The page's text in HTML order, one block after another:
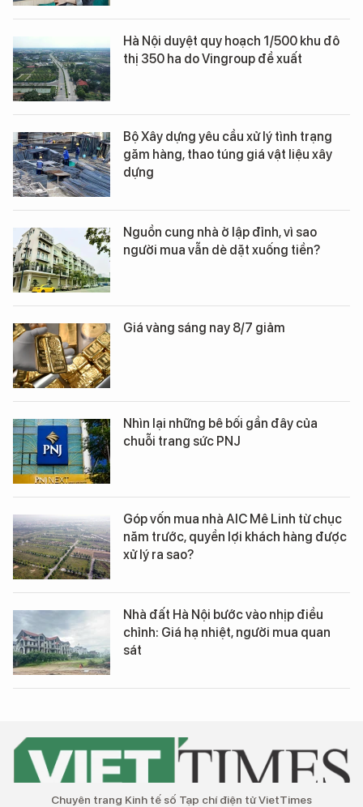
Hà Nội duyệt quy hoạch 1/500 khu đô
thị 350 ha do Vingroup đề xuất
Bộ Xây dựng yêu cầu xử lý tình trạng
găm hàng, thao túng giá vật liệu xây
dựng
Nguồn cung nhà ở lập đỉnh, vì sao
người mua vẫn dè dặt xuống tiền?
Giá vàng sáng nay 8/7 giảm
Nhìn lại những bê bối gần đây của
chuỗi trang sức PNJ
Góp vốn mua nhà AIC Mê Linh từ chục
năm trước, quyền lợi khách hàng được
xử lý ra sao?
Nhà đất Hà Nội bước vào nhịp điều
chỉnh: Giá hạ nhiệt, người mua quan
sát
Chuyên trang Kinh tế số Tạp chí điện tử VietTimes